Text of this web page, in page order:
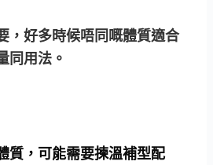
，好多時候唔同嘅體質適合
同用法。
質，可能需要揀溫補型配